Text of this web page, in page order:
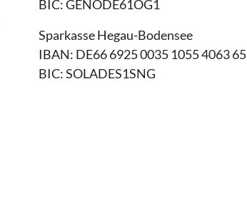
BIC: GENODE61OG1
Sparkasse Hegau-Bodensee
IBAN: DE66 6925 0035 1055 4063 65
BIC: SOLADES1SNG